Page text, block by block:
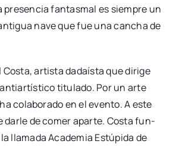
pre­sen­cia fan­tas­mal es siem­pre un
nave que fue una can­cha de
Cos­ta, artis­ta dadaís­ta que diri­ge
titu­la­do. Por un arte
cola­bo­ra­do en el even­to. A este
dar­le de comer apar­te. Cos­ta fun­
lla­ma­da Aca­de­mia Estú­pi­da de